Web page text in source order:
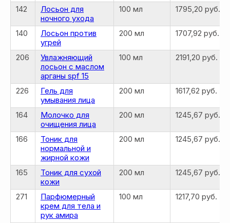
142
Лосьон для
ночного ухода
100 мл 1795,20 руб.
140
Лосьон против
угрей
200 мл 1707,92 руб.
206
Увлажняющий
лосьон с маслом
арганы spf 15
100 мл 2191,20 руб.
226
Гель для
умывания лица
200 мл 1617,62 руб.
164
Молочко для
очищения лица
200 мл 1245,67 руб.
166
Тоник для
нормальной и
жирной кожи
200 мл 1245,67 руб.
165
Тоник для сухой
кожи
200 мл 1245,67 руб.
271
Парфюмерный
крем для тела и
рук амира
100 мл 1217,70 руб.